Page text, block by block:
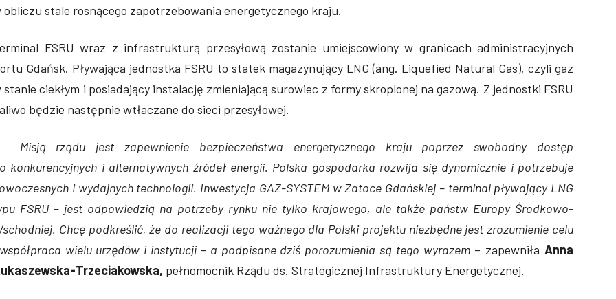
obliczu stale rosnącego zapotrzebowania energetycznego kraju.
FSRU wraz z infrastrukturą przesyłową zostanie umiejscowiony w granicach administracyjnych
Gdańsk. Pływająca jednostka FSRU to statek magazynujący LNG (ang. Liquefied Natural Gas), czyli gaz
stanie ciekłym i posiadający instalację zmieniającą surowiec z formy skroplonej na gazową. Z jednostki FSRU
będzie następnie wtłaczane do sieci przesyłowej.
Misją rządu jest zapewnienie bezpieczeństwa energetycznego kraju poprzez swobodny dostęp
konkurencyjnych i alternatywnych źródeł energii. Polska gospodarka rozwija się dynamicznie i potrzebuje
i wydajnych technologii. Inwestycja GAZ-SYSTEM w Zatoce Gdańskiej – terminal pływający LNG
FSRU – jest odpowiedzią na potrzeby rynku nie tylko krajowego, ale także państw Europy Środkowo-
Chcę podkreślić, że do realizacji tego ważnego dla Polski projektu niezbędne jest zrozumienie celu
wielu urzędów i instytucji – a podpisane dziś porozumienia są tego wyrazem– zapewniła Anna
Trzeciakowska, pełnomocnik Rządu ds. Strategicznej Infrastruktury Energetycznej.